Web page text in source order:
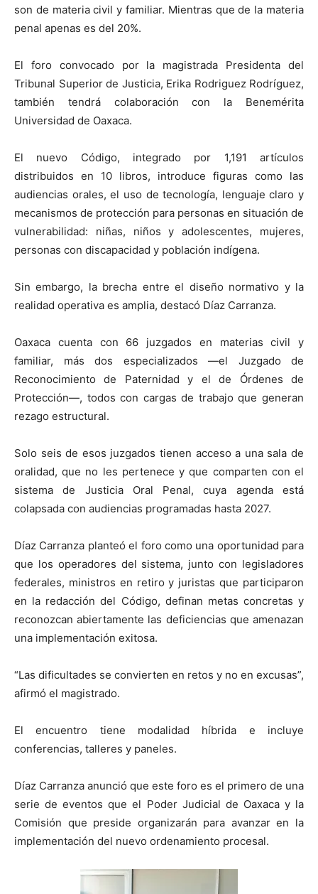
son de materia civil y familiar. Mientras que de la materia
penal apenas es del 20%.
El foro convocado por la magistrada Presidenta del
Tribunal Superior de Justicia, Erika Rodriguez Rodríguez,
también tendrá colaboración con la Benemérita
Universidad de Oaxaca.
El nuevo Código, integrado por 1,191 artículos
distribuidos en 10 libros, introduce figuras como las
audiencias orales, el uso de tecnología, lenguaje claro y
mecanismos de protección para personas en situación de
vulnerabilidad: niñas, niños y adolescentes, mujeres,
personas con discapacidad y población indígena.
Sin embargo, la brecha entre el diseño normativo y la
realidad operativa es amplia, destacó Díaz Carranza.
Oaxaca cuenta con 66 juzgados en materias civil y
familiar, más dos especializados —el Juzgado de
Reconocimiento de Paternidad y el de Órdenes de
Protección—, todos con cargas de trabajo que generan
rezago estructural.
Solo seis de esos juzgados tienen acceso a una sala de
oralidad, que no les pertenece y que comparten con el
sistema de Justicia Oral Penal, cuya agenda está
colapsada con audiencias programadas hasta 2027.
Díaz Carranza planteó el foro como una oportunidad para
que los operadores del sistema, junto con legisladores
federales, ministros en retiro y juristas que participaron
en la redacción del Código, definan metas concretas y
reconozcan abiertamente las deficiencias que amenazan
una implementación exitosa.
“Las dificultades se convierten en retos y no en excusas”,
afirmó el magistrado.
El encuentro tiene modalidad híbrida e incluye
conferencias, talleres y paneles.
Díaz Carranza anunció que este foro es el primero de una
serie de eventos que el Poder Judicial de Oaxaca y la
Comisión que preside organizarán para avanzar en la
implementación del nuevo ordenamiento procesal.